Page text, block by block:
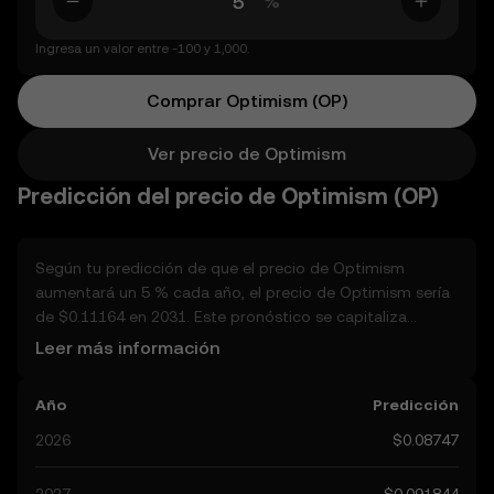
Ingresa un valor entre -100 y 1,000.
Comprar Optimism (OP)
Ver precio de Optimism
Predicción del precio de Optimism (OP)
Según tu predicción de que el precio de Optimism
aumentará un 5 % cada año, el precio de Optimism sería
de $0.11164 en 2031. Este pronóstico se capitaliza
anualmente. Como se predijo que el precio de
consideremos otros factores del mundo real que pueden
afectar su rendimiento. Actualmente, las predicciones de
alcanzando un punto máximo de $0.45951. Estas
Leer más información
Año
Predicción
2026
$0.08747